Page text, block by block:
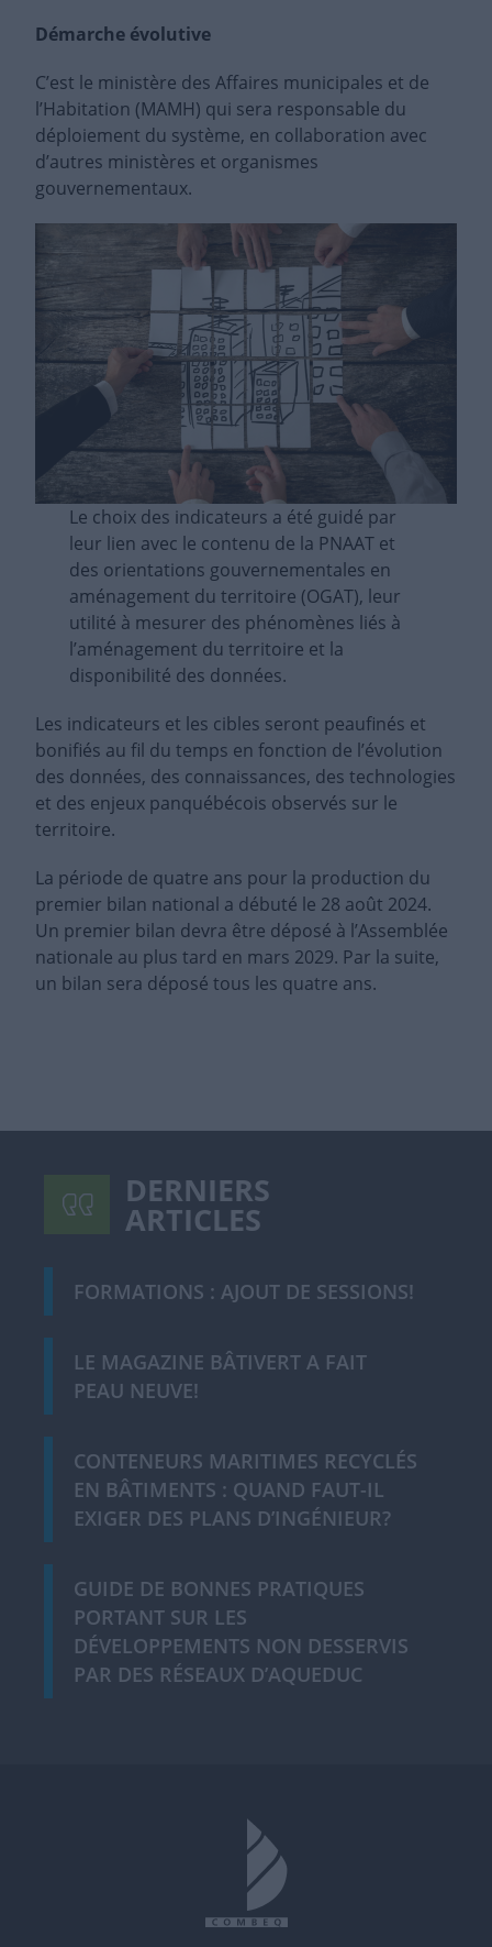
Démarche évolutive
C’est le ministère des Affaires municipales et de
l’Habitation (MAMH) qui sera responsable du
déploiement du système, en collaboration avec
d’autres ministères et organismes
gouvernementaux.
Le choix des indicateurs a été guidé par
leur lien avec le contenu de la PNAAT et
des orientations gouvernementales en
aménagement du territoire (OGAT), leur
utilité à mesurer des phénomènes liés à
l’aménagement du territoire et la
disponibilité des données.
Les indicateurs et les cibles seront peaufinés et
bonifiés au fil du temps en fonction de l’évolution
des données, des connaissances, des technologies
et des enjeux panquébécois observés sur le
territoire.
La période de quatre ans pour la production du
premier bilan national a débuté le 28 août 2024.
Un premier bilan devra être déposé à l’Assemblée
nationale au plus tard en mars 2029. Par la suite,
un bilan sera déposé tous les quatre ans.
DERNIERS
ARTICLES
FORMATIONS : AJOUT DE SESSIONS!
LE MAGAZINE BÂTIVERT A FAIT
PEAU NEUVE!
CONTENEURS MARITIMES RECYCLÉS
EN BÂTIMENTS : QUAND FAUT-IL
EXIGER DES PLANS D’INGÉNIEUR?
GUIDE DE BONNES PRATIQUES
PORTANT SUR LES
DÉVELOPPEMENTS NON DESSERVIS
PAR DES RÉSEAUX D’AQUEDUC